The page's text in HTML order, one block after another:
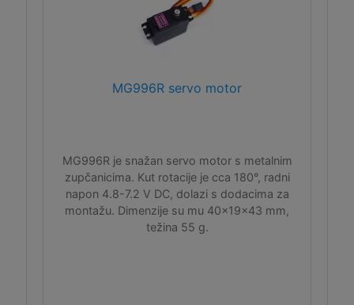
MG996R servo motor
MG996R je snažan servo motor s metalnim
zupčanicima. Kut rotacije je cca 180°, radni
napon 4.8-7.2 V DC, dolazi s dodacima za
montažu. Dimenzije su mu 40x19x43 mm,
težina 55 g.